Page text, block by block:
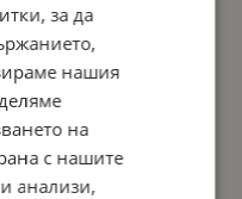
за да
нашия
на
с нашите
анализи,